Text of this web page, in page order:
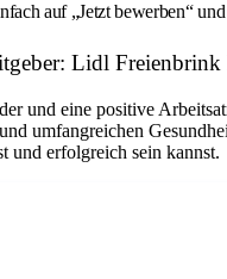
auf „Jetzt bewerben“
Lidl Freienbrink
und eine positive
umfangreichen
und erfolgreich sein kannst.